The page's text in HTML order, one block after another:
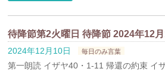
待降節第2火曜日 待降節 2024年12月
2024年12月10日 毎日のみ言葉
第一朗読 イザヤ40・1-11 帰還の約束 イ